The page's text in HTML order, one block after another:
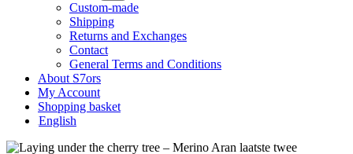
Custom-made
Shipping
Returns and Exchanges
Contact
General Terms and Conditions
About S7ors
My Account
Shopping basket
English